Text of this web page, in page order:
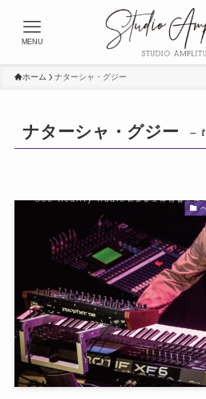
MENU
ホーム ナターシャ・グジー
ナターシャ・グジー –